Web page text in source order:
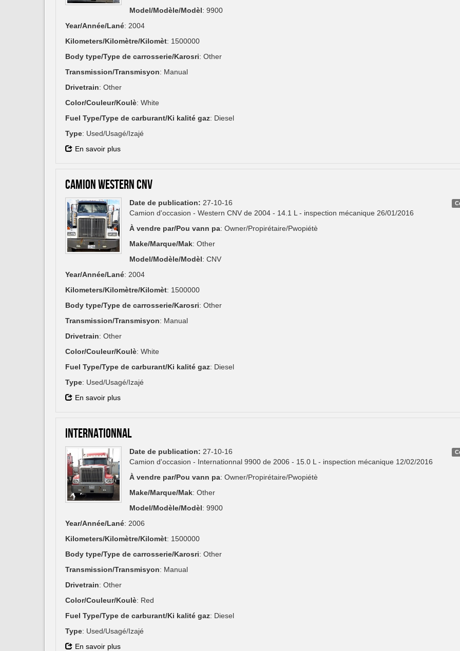
Model/Modèle/Modèl: 9900
Year/Année/Lané: 2004
Kilometers/Kilomètre/Kilomèt: 1500000
Body type/Type de carrosserie/Karosri: Other
Transmission/Transmisyon: Manual
Drivetrain: Other
Color/Couleur/Koulè: White
Fuel Type/Type de carburant/Ki kalité gaz: Diesel
Type: Used/Usagé/Izajé
En savoir plus
CAMION WESTERN CNV
Date de publication: 27-10-16
Camion d'occasion - Western CNV de 2004 - 14.1 L - inspection mécanique 26/01/2016
À vendre par/Pou vann pa: Owner/Propirétaire/Pwopiétè
Make/Marque/Mak: Other
Model/Modèle/Modèl: CNV
Year/Année/Lané: 2004
Kilometers/Kilomètre/Kilomèt: 1500000
Body type/Type de carrosserie/Karosri: Other
Transmission/Transmisyon: Manual
Drivetrain: Other
Color/Couleur/Koulè: White
Fuel Type/Type de carburant/Ki kalité gaz: Diesel
Type: Used/Usagé/Izajé
En savoir plus
INTERNATIONNAL
Date de publication: 27-10-16
Camion d'occasion - Internationnal 9900 de 2006 - 15.0 L - inspection mécanique 12/02/2016
À vendre par/Pou vann pa: Owner/Propirétaire/Pwopiétè
Make/Marque/Mak: Other
Model/Modèle/Modèl: 9900
Year/Année/Lané: 2006
Kilometers/Kilomètre/Kilomèt: 1500000
Body type/Type de carrosserie/Karosri: Other
Transmission/Transmisyon: Manual
Drivetrain: Other
Color/Couleur/Koulè: Red
Fuel Type/Type de carburant/Ki kalité gaz: Diesel
Type: Used/Usagé/Izajé
En savoir plus